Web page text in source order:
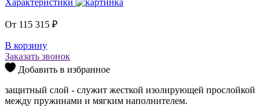
Характеристики
От 115 315 ₽
В корзину
Заказать звонок
Добавить в избранное
защитный слой - служит жесткой изолирующей прослойкой
между пружинами и мягким наполнителем.